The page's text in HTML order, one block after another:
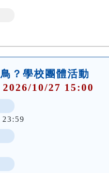
？學校團體活動
10/27 15:00